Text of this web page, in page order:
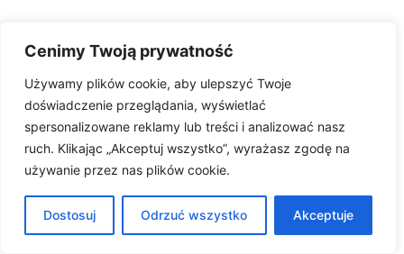
Cenimy Twoją prywatność
Używamy plików cookie, aby ulepszyć Twoje
doświadczenie przeglądania, wyświetlać
spersonalizowane reklamy lub treści i analizować nasz
ruch. Klikając „Akceptuj wszystko”, wyrażasz zgodę na
używanie przez nas plików cookie.
Dostosuj Odrzuć wszystko Akceptuje